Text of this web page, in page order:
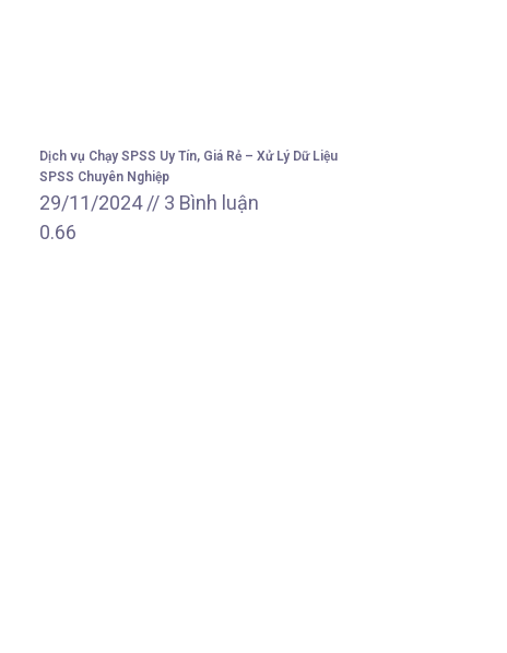
Dịch vụ Chạy SPSS Uy Tín, Giá Rẻ – Xử Lý Dữ Liệu
SPSS Chuyên Nghiệp
29/11/2024 3 Bình luận